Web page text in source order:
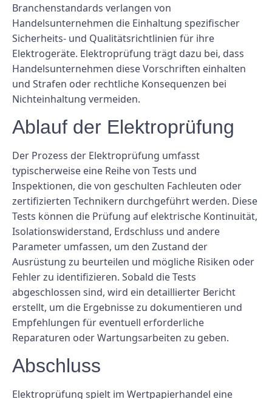
Branchenstandards verlangen von
Handelsunternehmen die Einhaltung spezifischer
Sicherheits- und Qualitätsrichtlinien für ihre
Elektrogeräte. Elektroprüfung trägt dazu bei, dass
Handelsunternehmen diese Vorschriften einhalten
und Strafen oder rechtliche Konsequenzen bei
Nichteinhaltung vermeiden.
Ablauf der Elektroprüfung
Der Prozess der Elektroprüfung umfasst
typischerweise eine Reihe von Tests und
Inspektionen, die von geschulten Fachleuten oder
zertifizierten Technikern durchgeführt werden. Diese
Tests können die Prüfung auf elektrische Kontinuität,
Isolationswiderstand, Erdschluss und andere
Parameter umfassen, um den Zustand der
Ausrüstung zu beurteilen und mögliche Risiken oder
Fehler zu identifizieren. Sobald die Tests
abgeschlossen sind, wird ein detaillierter Bericht
erstellt, um die Ergebnisse zu dokumentieren und
Empfehlungen für eventuell erforderliche
Reparaturen oder Wartungsarbeiten zu geben.
Abschluss
Elektroprüfung spielt im Wertpapierhandel eine